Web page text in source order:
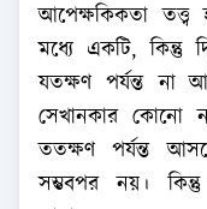
আপেক্ষকিকতা তত্ত্ব
মধ্যে একটি, কিন্তু
যতক্ষণ পর্যন্ত না
সেখানকার কোনো
ততক্ষণ পর্যন্ত
সম্ভবপর নয়।